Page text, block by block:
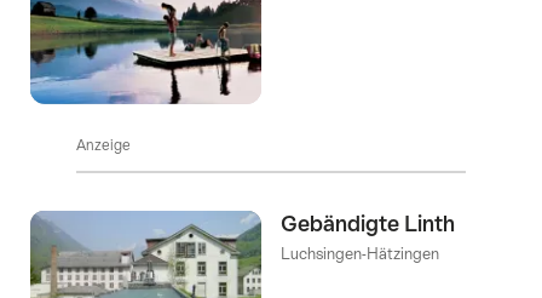
Anzeige
Gebändigte Linth
Luchsingen-Hätzingen